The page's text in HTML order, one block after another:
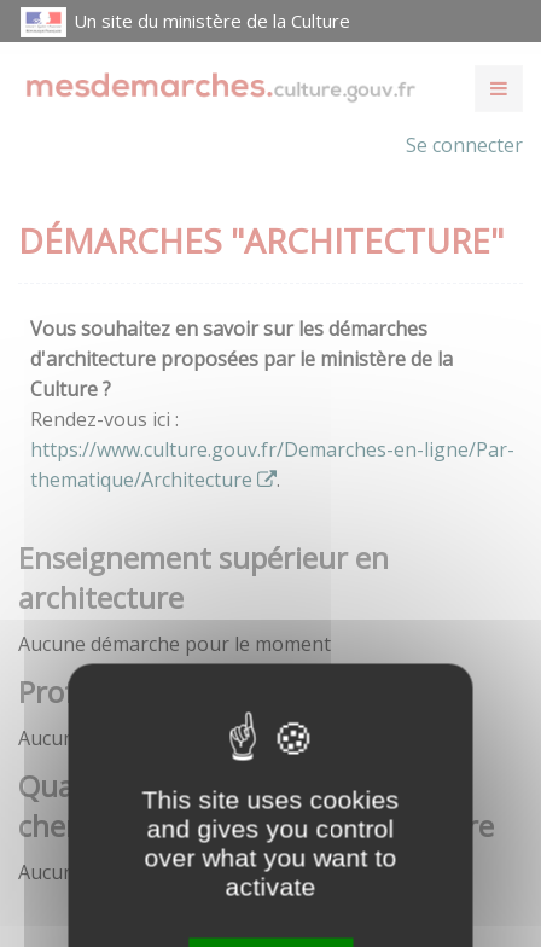
This site uses cookies
and gives you control
over what you want to
activate
Un site du ministère de la Culture
Se connecter
DÉMARCHES "ARCHITECTURE"
Vous souhaitez en savoir sur les démarches
d'architecture proposées par le ministère de la
Culture ?
Rendez-vous ici :
https://www.culture.gouv.fr/Demarches-en-ligne/Par-
thematique/Architecture
.
Enseignement supérieur en
architecture
Aucune démarche pour le moment
Profession architecte
Aucune démarche pour le moment
Qualification des enseignants-
chercheurs en écoles d'architecture
Aucune démarche pour le moment